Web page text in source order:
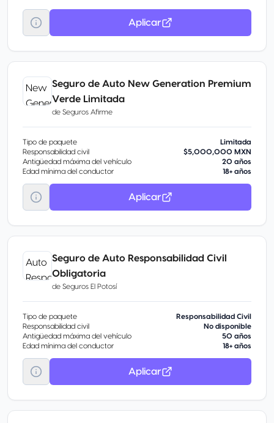
Aplicar
Seguro de Auto New Generation Premium
Verde Limitada
de Seguros Afirme
Tipo de paquete
Limitada
Responsabilidad civil
$5,000,000 MXN
Antigüedad máxima del vehículo
20 años
Edad mínima del conductor
18+ años
Aplicar
Seguro de Auto Responsabilidad Civil
Obligatoria
de Seguros El Potosí
Tipo de paquete
Responsabilidad Civil
Responsabilidad civil
No disponible
Antigüedad máxima del vehículo
50 años
Edad mínima del conductor
18+ años
Aplicar